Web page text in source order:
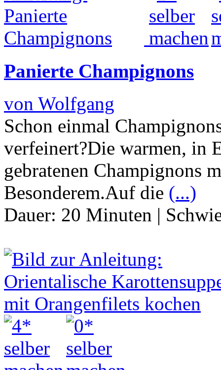
Panierte Champignons
von Wolfgang
Schon einmal
verfeinert?Die warmen, in
gebratenen Champignons
Besonderem.Auf die (...)
Dauer: 20 Minuten |